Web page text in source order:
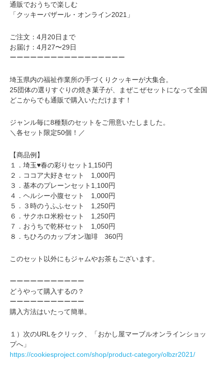
通販でおうちで楽しむ
「クッキーバザール・オンライン2021」
ご注文：4月20日まで
お届け：4月27〜29日
ーーーーーーーーーーーーーーーーー
埼玉県内の福祉作業所の手づくりクッキーが大集合。
25団体の選りすぐりの焼き菓子が、まぜこぜセットになって全国
どこからでも通販で購入いただけます！
ジャンル毎に8種類のセットをご用意いたしました。
＼各セット限定50個！／
【商品例】
１．埼玉♥春の彩りセット1,150円
２．ココア大好きセット 1,000円
３．基本のプレーンセット1,100円
４．ヘルシー小腹セット 1,000円
５．３時のうふふセット 1,250円
６．サクホロ米粉セット 1,250円
７．おうちで乾杯セット 1,050円
８．ちひろのカップオン珈琲 360円
このセット以外にもジャムやお茶もございます。
ーーーーーーーーーーー
どうやって購入するの？
ーーーーーーーーーーー
購入方法はいたって簡単。
１）次のURLをクリック、「おかし屋マーブルオンラインショッ
プへ」
https://cookiesproject.com/shop/product-category/olbzr2021/